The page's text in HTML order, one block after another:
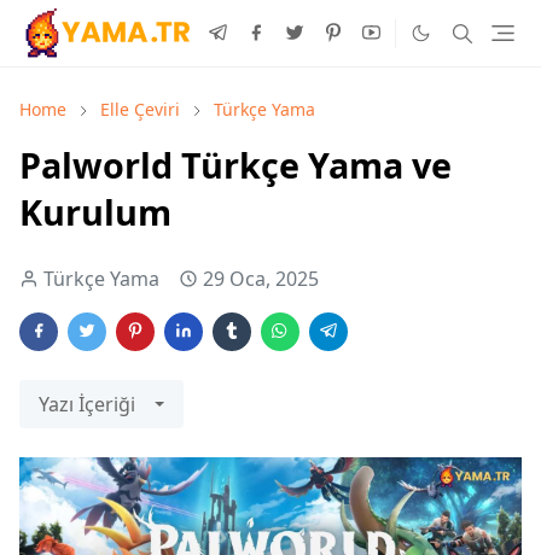
Home Elle Çeviri Türkçe Yama
Palworld Türkçe Yama ve
Kurulum
Türkçe Yama 29 Oca, 2025
Yazı İçeriği